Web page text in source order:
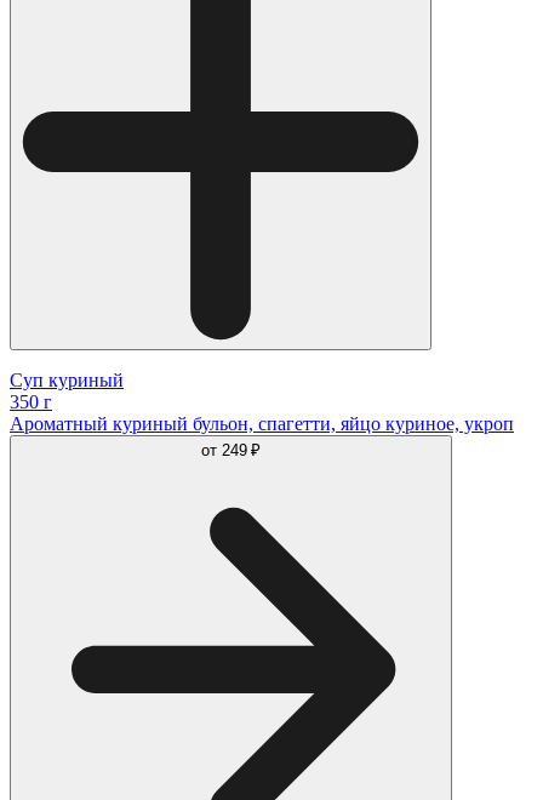
Суп куриный
350 г
Ароматный куриный бульон, спагетти, яйцо куриное, укроп
от 249 ₽